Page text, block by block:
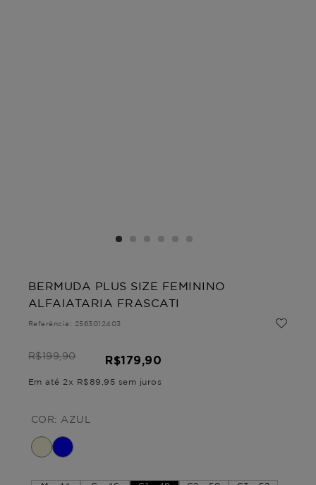
BERMUDA PLUS SIZE FEMININO
ALFAIATARIA FRASCATI
Referência : 2563012403
R$199,90 R$179,90
Em até 2x R$89 95 sem juros
COR: AZUL